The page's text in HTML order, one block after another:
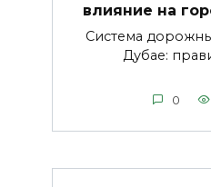
влияние на
Система
Дубае:
0